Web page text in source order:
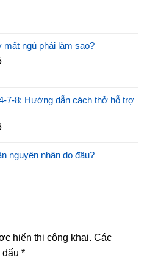
mất ngủ phải làm sao?
7-8: Hướng dẫn cách thở hỗ trợ
nguyên nhân do đâu?
hiển thị công khai. Các
*